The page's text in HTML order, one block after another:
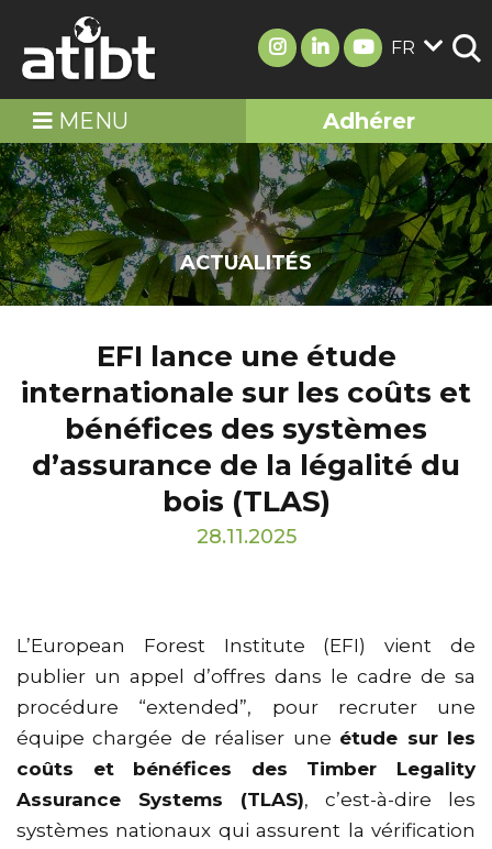
FR
MENU Adhérer
ACTUALITÉS
EFI lance une étude
internationale sur les coûts et
bénéfices des systèmes
d’assurance de la légalité du
bois (TLAS)
28.11.2025
L’European Forest Institute (EFI) vient de
publier un appel d’offres dans le cadre de sa
procédure “extended”, pour recruter une
équipe chargée de réaliser une étude sur les
coûts et bénéfices des Timber Legality
Assurance Systems (TLAS), c’est-à-dire les
systèmes nationaux qui assurent la vérification